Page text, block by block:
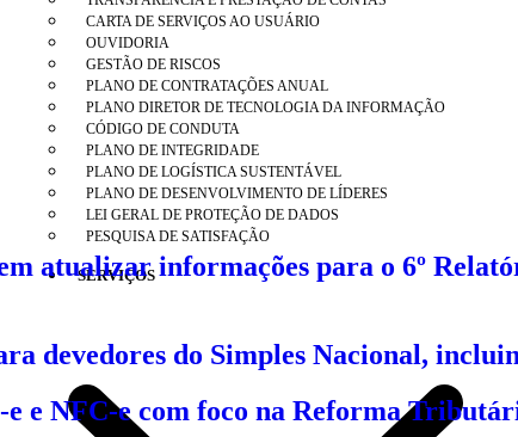
CARTA DE SERVIÇOS AO USUÁRIO
OUVIDORIA
GESTÃO DE RISCOS
PLANO DE CONTRATAÇÕES ANUAL
PLANO DIRETOR DE TECNOLOGIA DA INFORMAÇÃO
CÓDIGO DE CONDUTA
PLANO DE INTEGRIDADE
PLANO DE LOGÍSTICA SUSTENTÁVEL
PLANO DE DESENVOLVIMENTO DE LÍDERES
LEI GERAL DE PROTEÇÃO DE DADOS
PESQUISA DE SATISFAÇÃO
SERVIÇOS
atualizar informações para o 6º
devedores do Simples Nacional,
e NFC-e com foco na Reforma